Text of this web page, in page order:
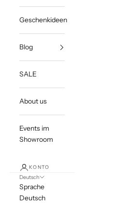
Geschenkideen
Blog
SALE
About us
Events im
Showroom
KONTO
Deutsch
Sprache
Deutsch